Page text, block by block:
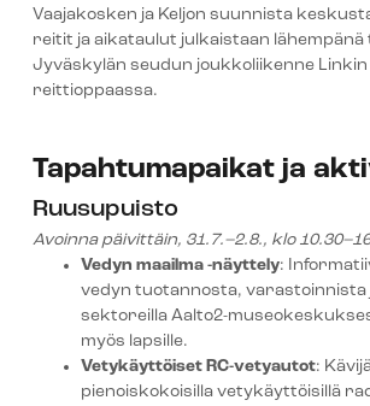
Vaajakosken ja Keljon suunnista
reitit ja aikataulut julkaistaan lähempänä
Jyväskylän seudun joukkoliikenne
reittioppaassa.
Tapahtumapaikat ja
Ruusupuisto
Avoinna päivittäin, 31.7.–2.8., klo
Vedyn maailma -näyttely:
vedyn tuotannosta, varastoinnista
sektoreilla Aalto2-
myös lapsille.
Vetykäyttöiset RC-vetyautot:
pienoiskokoisilla vetykäyttöisillä